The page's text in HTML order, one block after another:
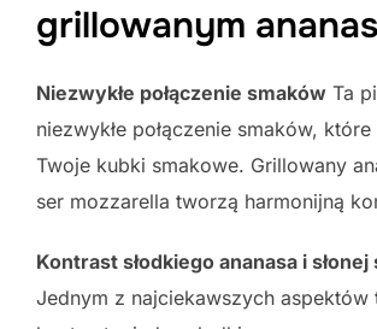
grillowanym
Niezwykłe połączenie smaków Ta
niezwykłe połączenie smaków,
Twoje kubki smakowe. Grillowany
ser mozzarella tworzą harmonijną
Kontrast słodkiego ananasa i
Jednym z najciekawszych aspektów